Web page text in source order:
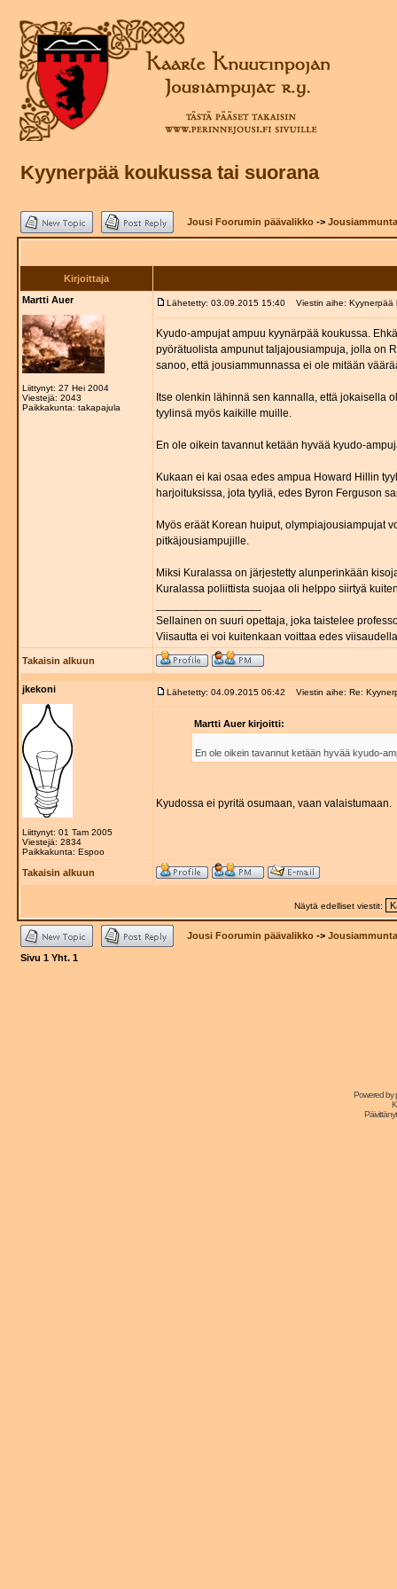
Kyynerpää koukussa tai suorana
Jousi Foorumin päävalikko ->
Kirjoittaja
Martti Auer
Liittynyt: 27 Hei 2004
Viestejä: 2043
Paikkakunta: takapajula
Lähetetty: 03.09.2015 15:40 Viestin aihe: Kyynerpää
Kyudo-ampujat ampuu kyynärpää koukussa.
pyörätuolista ampunut taljajousiampuja, jolla on
sanoo, että jousiammunnassa ei ole mitään
Itse olenkin lähinnä sen kannalla, että jokaisella
tyylinsä myös kaikille muille.
En ole oikein tavannut ketään hyvää kyudo-
Kukaan ei kai osaa edes ampua Howard Hillin
harjoituksissa, jota tyyliä, edes Byron Ferguson
Myös eräät Korean huiput, olympiajousiampujat
pitkäjousiampujille.
Miksi Kuralassa on järjestetty alunperinkään
Kuralassa poliittista suojaa oli helppo siirtyä
Sellainen on suuri opettaja, joka taistelee
Viisautta ei voi kuitenkaan voittaa edes
Takaisin alkuun
jkekoni
Liittynyt: 01 Tam 2005
Viestejä: 2834
Paikkakunta: Espoo
Lähetetty: 04.09.2015 06:42 Viestin aihe: Re:
Martti Auer kirjoitti:
En ole oikein tavannut ketään hyvää kyudo-
Kyudossa ei pyritä osumaan, vaan valaistumaan.
Takaisin alkuun
Näytä edelliset viestit:
Jousi Foorumin päävalikko ->
Sivu 1 Yht. 1
Powered by